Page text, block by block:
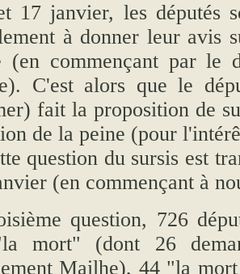
17 janvier, les députés
à donner leur avis
(en commençant par le
C'est alors que le
fait la proposition de
de la peine (pour
question du sursis est
(en commençant à
question, 726
mort" (dont 26
Mailhe), 44 "la